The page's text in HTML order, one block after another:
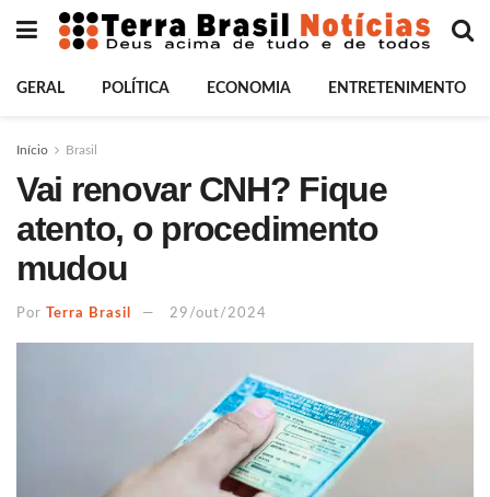
GERAL POLÍTICA ECONOMIA ENTRETENIMENTO
Início Brasil
Vai renovar CNH? Fique
atento, o procedimento
mudou
Por Terra Brasil 29/out/2024